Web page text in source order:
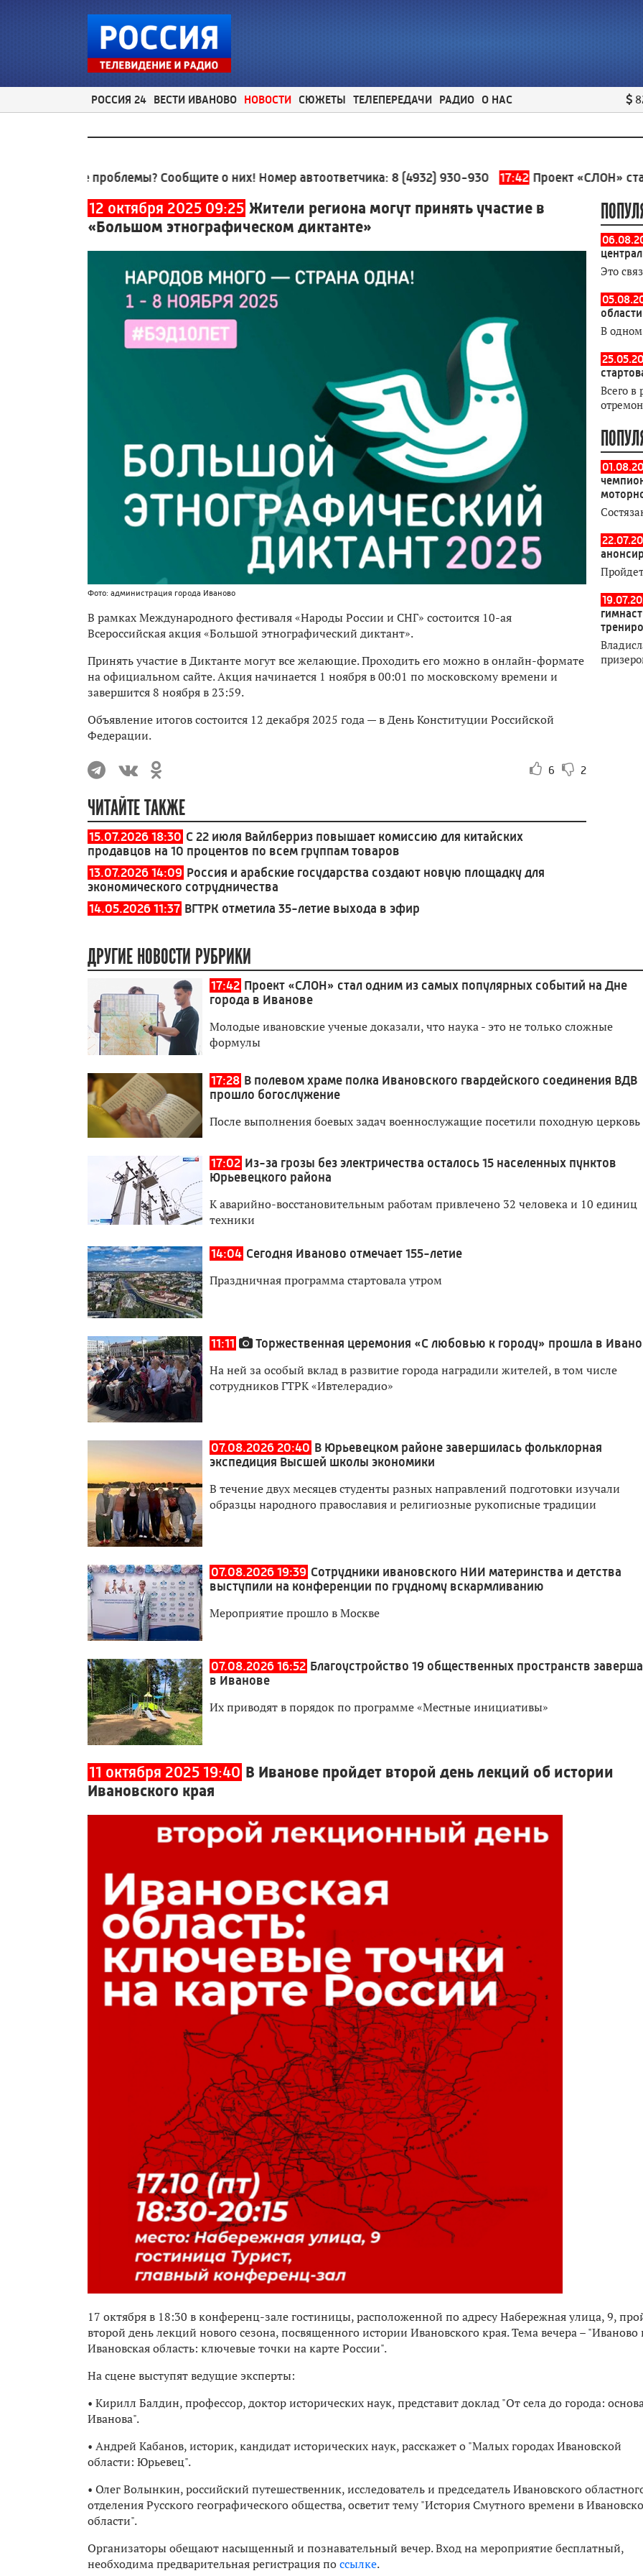
РОССИЯ 24 ВЕСТИ ИВАНОВО НОВОСТИ СЮЖЕТЫ ТЕЛЕПЕРЕДАЧИ РАДИО О НАС
проблемы? Сообщите о них! Номер автоответчика:8 (4932) 930-930 17:42 Проект «СЛОН» стал
12 октября 2025 09:25 Жители региона могут принять участие в
«Большом этнографическом диктанте»
Фото: администрация города Иваново
В рамках Международного фестиваля «Народы России и СНГ» состоится 10-ая
Всероссийская акция «Большой этнографический диктант».
Принять участие в Диктанте могут все желающие. Проходить его можно в онлайн-формате
на официальном сайте. Акция начинается 1 ноября в 00:01 по московскому времени и
завершится 8 ноября в 23:59.
Объявление итогов состоится 12 декабря 2025 года — в День Конституции Российской
Федерации.
6 2
ЧИТАЙТЕ ТАКЖЕ
15.07.2026 18:30 С 22 июля Вайлберриз повышает комиссию для китайских
продавцов на 10 процентов по всем группам товаров
13.07.2026 14:09 Россия и арабские государства создают новую площадку для
экономического сотрудничества
14.05.2026 11:37 ВГТРК отметила 35-летие выхода в эфир
Это
В одном
Всего в
ДРУГИЕ НОВОСТИ РУБРИКИ
17:42 Проект «СЛОН» стал одним из самых популярных событий на Дне
города в Иванове
Молодые ивановские ученые доказали, что наука - это не только сложные
формулы
17:28 В полевом храме полка Ивановского гвардейского соединения ВДВ
прошло богослужение
После выполнения боевых задач военнослужащие посетили походную церковь
17:02 Из-за грозы без электричества осталось 15 населенных пунктов
Юрьевецкого района
К аварийно-восстановительным работам привлечено 32 человека и 10 единиц
техники
14:04 Сегодня Иваново отмечает 155-летие
Праздничная программа стартовала утром
11:11 Торжественная церемония «С любовью к городу» прошла в
На ней за особый вклад в развитие города наградили жителей, в том числе
сотрудников ГТРК «Ивтелерадио»
07.08.2026 20:40 В Юрьевецком районе завершилась фольклорная
экспедиция Высшей школы экономики
В течение двух месяцев студенты разных направлений подготовки изучали
образцы народного православия и религиозные рукописные традиции
07.08.2026 19:39 Сотрудники ивановского НИИ материнства и детства
выступили на конференции по грудному вскармливанию
Мероприятие прошло в Москве
07.08.2026 16:52 Благоустройство 19 общественных пространств
в Иванове
Их приводят в порядок по программе «Местные инициативы»
11 октября 2025 19:40 В Иванове пройдет второй день лекций об истории
Ивановского края
17 октября в 18:30 в конференц-зале гостиницы, расположенной по адресу Набережная улица, 9,
второй день лекций нового сезона, посвященного истории Ивановского края. Тема вечера – "Иваново
Ивановская область: ключевые точки на карте России".
На сцене выступят ведущие эксперты:
• Кирилл Балдин, профессор, доктор исторических наук, представит доклад "От села до города:
Иванова".
• Андрей Кабанов, историк, кандидат исторических наук, расскажет о "Малых городах Ивановской
области: Юрьевец".
• Олег Волынкин, российский путешественник, исследователь и председатель Ивановского
отделения Русского географического общества, осветит тему "История Смутного времени в
области".
Организаторы обещают насыщенный и познавательный вечер. Вход на мероприятие бесплатный,
необходима предварительная регистрация поссылке.